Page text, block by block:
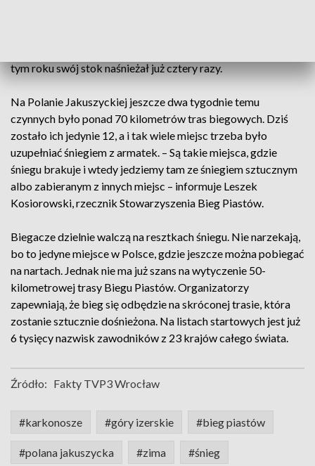
tym roku swój stok naśnieżał już cztery razy.
Na Polanie Jakuszyckiej jeszcze dwa tygodnie temu
czynnych było ponad 70 kilometrów tras biegowych. Dziś
zostało ich jedynie 12, a i tak wiele miejsc trzeba było
uzupełniać śniegiem z armatek. – Są takie miejsca, gdzie
śniegu brakuje i wtedy jedziemy tam ze śniegiem sztucznym
albo zabieranym z innych miejsc – informuje Leszek
Kosiorowski, rzecznik Stowarzyszenia Bieg Piastów.
Biegacze dzielnie walczą na resztkach śniegu. Nie narzekają,
bo to jedyne miejsce w Polsce, gdzie jeszcze można pobiegać
na nartach. Jednak nie ma już szans na wytyczenie 50-
kilometrowej trasy Biegu Piastów. Organizatorzy
zapewniają, że bieg się odbędzie na skróconej trasie, która
zostanie sztucznie dośnieżona. Na listach startowych jest już
6 tysięcy nazwisk zawodników z 23 krajów całego świata.
Źródło: Fakty TVP3 Wrocław
#karkonosze #góry izerskie #bieg piastów
#polana jakuszycka #zima #śnieg